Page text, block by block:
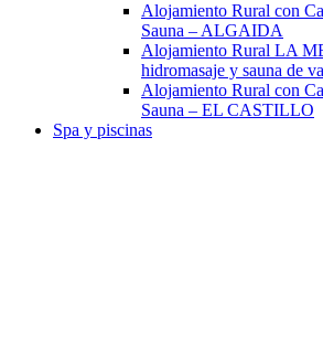
Alojamiento Rural con
Sauna – ALGAIDA
Alojamiento Rural LA
hidromasaje y sauna de
Alojamiento Rural con
Sauna – EL CASTILLO
Spa y piscinas